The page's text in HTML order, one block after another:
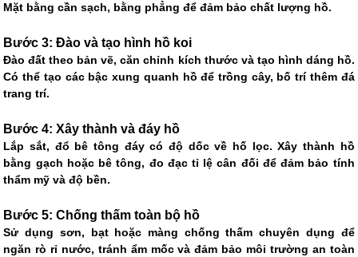
Mặt bằng cần sạch, bằng phẳng để đảm bảo chất lượng hồ.
Bước 3: Đào và tạo hình hồ koi
Đào đất theo bản vẽ, căn chỉnh kích thước và tạo hình dáng hồ.
Có thể tạo các bậc xung quanh hồ để trồng cây, bố trí thêm đá
trang trí.
Bước 4: Xây thành và đáy hồ
Lắp sắt, đổ bê tông đáy có độ dốc về hố lọc. Xây thành hồ
bằng gạch hoặc bê tông, đo đạc tỉ lệ cân đối để đảm bảo tính
thẩm mỹ và độ bền.
Bước 5: Chống thấm toàn bộ hồ
Sử dụng sơn, bạt hoặc màng chống thấm chuyên dụng để
ngăn rò rỉ nước, tránh ẩm mốc và đảm bảo môi trường an toàn